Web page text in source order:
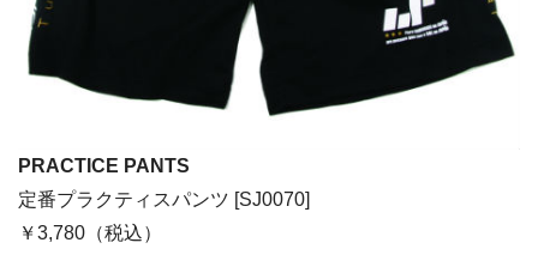
PRACTICE PANTS
定番プラクティスパンツ [SJ0070]
￥3,780（税込）